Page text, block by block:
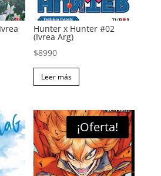
Hunter x Hunter #02
(Ivrea Arg)
$8990
Leer más
¡Oferta!